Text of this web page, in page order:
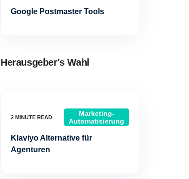
Google Postmaster Tools
Herausgeber's Wahl
Marketing-
Automatisierung
Klaviyo Alternative für
Agenturen